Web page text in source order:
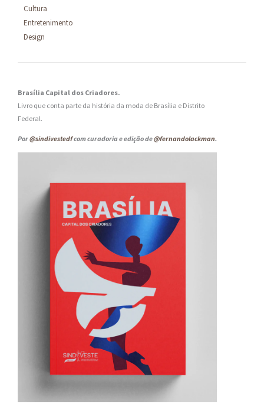
Cultura
Entretenimento
Design
Brasília Capital dos Criadores.
Livro que conta parte da história da moda de Brasília e Distrito
Federal.
Por@sindivestedfcom curadoria e edição de@fernandolackman.